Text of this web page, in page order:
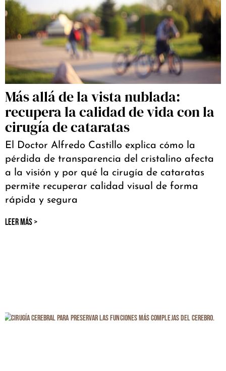
Más allá de la vista nublada:
recupera la calidad de vida con la
cirugía de cataratas
El Doctor Alfredo Castillo explica cómo la
pérdida de transparencia del cristalino afecta
a la visión y por qué la cirugía de cataratas
permite recuperar calidad visual de forma
rápida y segura
LEER MÁS >